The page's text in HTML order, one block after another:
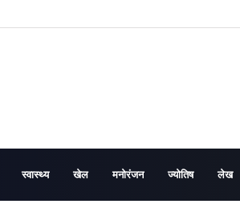
स्वास्थ्य खेल मनोरंजन ज्योतिष लेख